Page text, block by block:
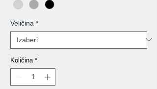
Veličina *
Količina *